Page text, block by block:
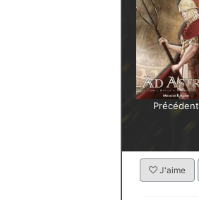
Précédent
J'aime